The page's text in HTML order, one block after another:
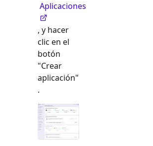
Aplicaciones
, y hacer
clic en el
botón
"Crear
aplicación"
.